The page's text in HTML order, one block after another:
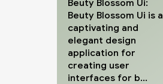
Beuty Blossom Ui:
Beuty Blossom Ui is a
captivating and
elegant design
application for
creating user
interfaces for b...